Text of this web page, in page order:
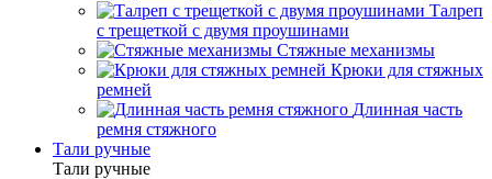
Талреп
с трещеткой с двумя проушинами
Стяжные механизмы
Крюки для стяжных
ремней
Длинная часть
ремня стяжного
Тали ручные
Тали ручные